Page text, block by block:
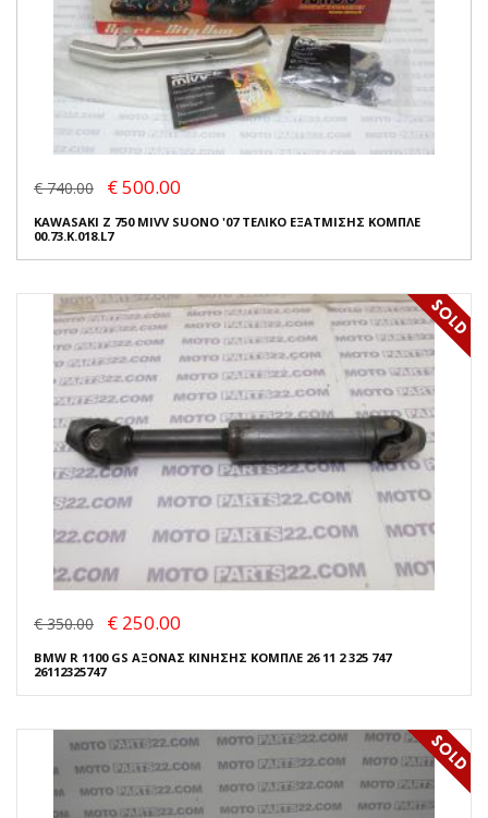
€ 740.00 € 500.00
KAWASAKI Z 750 MIVV SUONO '07 ΤΕΛΙΚΟ ΕΞΑΤΜΙΣΗΣ ΚΟΜΠΛΕ
00.73.K.018.L7
€ 350.00 € 250.00
BMW R 1100 GS ΑΞΟΝΑΣ ΚΙΝΗΣΗΣ ΚΟΜΠΛΕ 26 11 2 325 747
26112325747